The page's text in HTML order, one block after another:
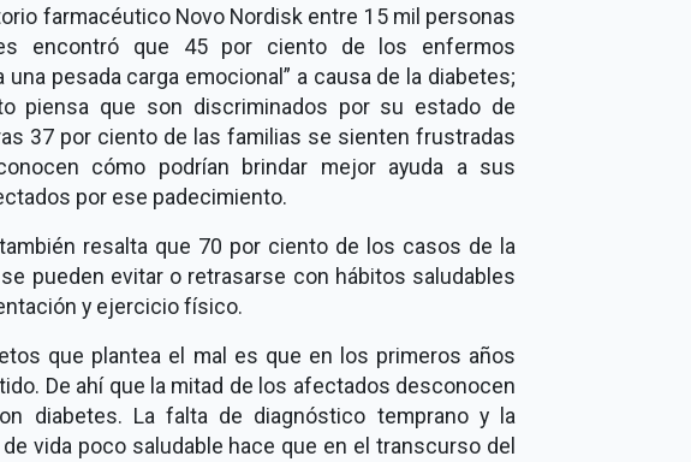
farmacéutico Novo Nordisk entre 15 mil personas
encontró que 45 por ciento de los enfermos
una pesada carga emocional a causa de la diabetes;
piensa que son discriminados por su estado de
37 por ciento de las familias se sienten frustradas
cómo podrían brindar mejor ayuda a sus
por ese padecimiento.
resalta que 70 por ciento de los casos de la
pueden evitar o retrasarse con hábitos saludables
y ejercicio físico.
que plantea el mal es que en los primeros años
De ahí que la mitad de los afectados desconocen
diabetes. La falta de diagnóstico temprano y la
vida poco saludable hace que en el transcurso del